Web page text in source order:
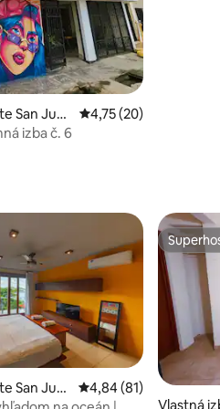
San Juan
Priemerné
4,75 (20)
izba č. 6
San Jua
Priemerné
4,84 (81)
Vlastná